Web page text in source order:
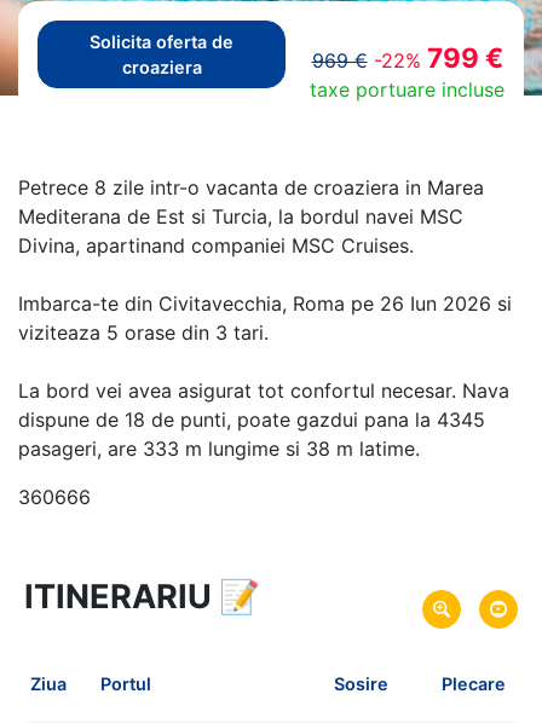
Solicita oferta de
croaziera
969 € -22% 799 €
taxe portuare incluse
Petrece 8 zile intr-o vacanta de croaziera in Marea
Mediterana de Est si Turcia, la bordul navei MSC
Divina, apartinand companiei MSC Cruises.
Imbarca-te din Civitavecchia, Roma pe 26 Iun 2026 si
viziteaza 5 orase din 3 tari.
La bord vei avea asigurat tot confortul necesar. Nava
dispune de 18 de punti, poate gazdui pana la 4345
pasageri, are 333 m lungime si 38 m latime.
360666
8 zile vacanta de croaziera in
Marea Mediterana de Est si Turcia -
link oferta
Plecare pe 26 Iun 2026
din Civitavecchia, Roma,
ITINERARIU 📝
Ziua Portul Sosire Plecare